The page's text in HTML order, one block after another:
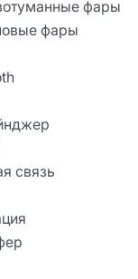
фары
фары
связь